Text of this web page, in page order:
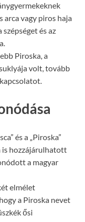
arca vagy piros haja
szépséget és az
Piroska, a
volt, tovább
és a „Piroska”
is hozzájárulhatott
a magyar
elmélet
a Piroska nevet
ősi